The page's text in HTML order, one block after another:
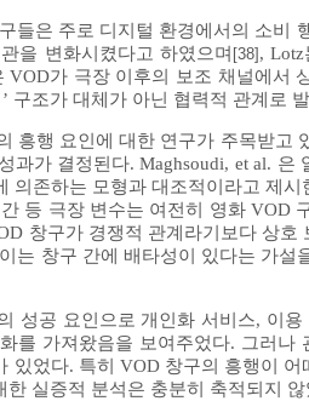
들은 주로 디지털 환경에서의 소비
을 변화시켰다고 하였으며 [38] ,
VOD가 극장 이후의 보조 채널에
구조가 대체가 아닌 협력적 관계로
흥행 요인에 대한 연구가 주목받고
과가 결정된다. Maghsoudi, et al.
의존하는 모형과 대조적이라고 제시
등 극장 변수는 여전히 영화 VOD
창구가 경쟁적 관계라기보다 상
는 창구 간에 배타성이 있다는 가설
성공 요인으로 개인화 서비스, 이
를 가져왔음을 보여주었다. 그러
있었다. 특히 VOD 창구의 흥행이
한 실증적 분석은 충분히 축적되지